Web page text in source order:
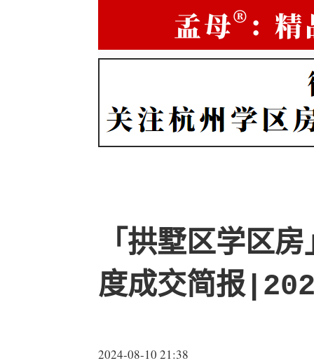
「拱墅区学区
度成交简报
2024-08-10 21:38